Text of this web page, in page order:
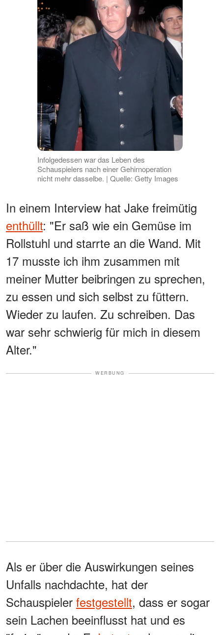
Infolgedessen war das Leben des
Schauspielers nach einer Gehirnoperation
nicht mehr dasselbe. | Quelle: Getty Images
In einem Interview hat Jake freimütig
enthüllt: "Er saß wie ein Gemüse im
Rollstuhl und starrte an die Wand. Mit
17 musste ich ihm zusammen mit
meiner Mutter beibringen zu sprechen,
zu essen und sich selbst zu füttern.
Wieder zu laufen. Zu schreiben. Das
war sehr schwierig für mich in diesem
Alter."
WERBUNG
Als er über die Auswirkungen seines
Unfalls nachdachte, hat der
Schauspieler festgestellt, dass er sogar
sein Lachen beeinflusst hat und es